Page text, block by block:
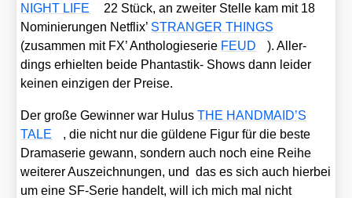
NIGHT LIFE
22 Stück, an zwei­ter Stel­le kam mit 18
Nomi­nie­run­gen Net­flix’ STRANGER THINGS
(zusam­men mit FX’ Antho­lo­gie­se­rie FEUD
). Aller­
dings erhiel­ten bei­de Phan­tas­tik- Shows dann lei­der
kei­nen ein­zi­gen der Prei­se.
Der gro­ße Gewin­ner war HulusTHE HANDMAID’S
TALE
, die nicht nur die gül­de­ne Figur für die bes­te
Dra­ma­se­rie gewann, son­dern auch noch eine Rei­he
wei­te­rer Aus­zeich­nun­gen, und das es sich auch hier­bei
um eine SF-Serie han­delt, will ich mich mal nicht